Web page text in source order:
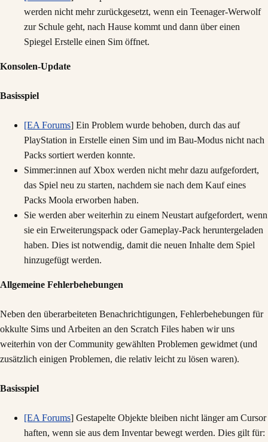
werden nicht mehr zurückgesetzt, wenn ein Teenager-Werwolf
zur Schule geht, nach Hause kommt und dann über einen
Spiegel Erstelle einen Sim öffnet.
Konsolen-Update
Basisspiel
[EA Forums] Ein Problem wurde behoben, durch das auf
PlayStation in Erstelle einen Sim und im Bau-Modus nicht nach
Packs sortiert werden konnte.
Simmer:innen auf Xbox werden nicht mehr dazu aufgefordert,
das Spiel neu zu starten, nachdem sie nach dem Kauf eines
Packs Moola erworben haben.
Sie werden aber weiterhin zu einem Neustart aufgefordert, wenn
sie ein Erweiterungspack oder Gameplay-Pack heruntergeladen
haben. Dies ist notwendig, damit die neuen Inhalte dem Spiel
hinzugefügt werden.
Allgemeine Fehlerbehebungen
Neben den überarbeiteten Benachrichtigungen, Fehlerbehebungen für
okkulte Sims und Arbeiten an den Scratch Files haben wir uns
weiterhin von der Community gewählten Problemen gewidmet (und
zusätzlich einigen Problemen, die relativ leicht zu lösen waren).
Basisspiel
[EA Forums] Gestapelte Objekte bleiben nicht länger am Cursor
haften, wenn sie aus dem Inventar bewegt werden. Dies gilt für: